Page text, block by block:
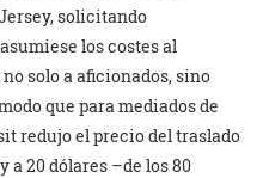
solicitando
los costes al
solo a aficionados, sino
que para mediados de
redujo el precio del traslado
a 20 dólares –de los 80